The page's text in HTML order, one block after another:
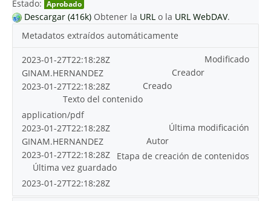
Estado: Aprobado
Descargar (416k) Obtener la URL o la URL WebDAV.
Metadatos extraídos automáticamente
Modificado
2023-01-27T22:18:28Z
Creador
GINAM.HERNANDEZ
Creado
2023-01-27T22:18:28Z
Texto del contenido
application/pdf
Última modificación
2023-01-27T22:18:28Z
Autor
GINAM.HERNANDEZ
Etapa de creación de contenidos
2023-01-27T22:18:28Z
Última vez guardado
2023-01-27T22:18:28Z